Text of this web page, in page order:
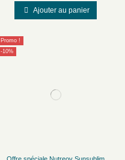
Ajouter au panier
Promo !
-10%